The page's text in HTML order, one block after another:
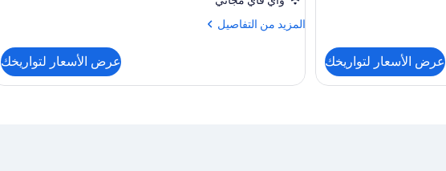
عرض الأسعار لتواريخك
المزيد من التفاصيل
المزيد
غرفة
عرض الأسعار لتواريخك